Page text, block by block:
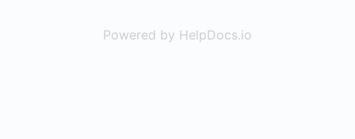
Powered by HelpDocs.io